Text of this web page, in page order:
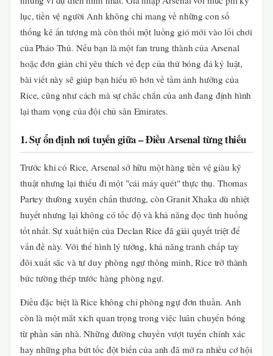
lục, tiền vệ người Anh không chỉ mang về những con số
thống kê ấn tượng mà còn thổi một luồng gió mới vào lối chơi
của Pháo Thủ. Nếu bạn là một fan trung thành của Arsenal
hoặc đơn giản chỉ yêu thích vẻ đẹp của thứ bóng đá kỷ luật,
bài viết này sẽ giúp bạn hiểu rõ hơn về tầm ảnh hưởng của
Rice, cũng như cách mà sự chắc chắn của anh đang định hình
lại tham vọng của đội chủ sân Emirates.
1. Sự ổn định nơi tuyến giữa – Điều Arsenal từng thiếu
Trước khi có Rice, Arsenal sở hữu một hàng tiền vệ giàu kỹ
thuật nhưng lại thiếu đi một "cái máy quét" thực thụ. Thomas
Partey thường xuyên chấn thương, còn Granit Xhaka dù nhiệt
huyết nhưng lại không có tốc độ và khả năng đọc tình huống
tốt nhất. Sự xuất hiện của Declan Rice đã giải quyết triệt để
vấn đề này. Với thể hình lý tưởng, khả năng tranh chấp tay
đôi xuất sắc và tư duy phòng ngự thông minh, Rice trở thành
bức tường thép trước hàng phòng ngự.
Điều đặc biệt là Rice không chỉ phòng ngự đơn thuần. Anh
còn là một mắt xích quan trọng trong việc luân chuyển bóng
từ phần sân nhà. Những đường chuyền vượt tuyến chính xác
hay những pha bứt tốc đột biến của anh đã mở ra nhiều cơ hội